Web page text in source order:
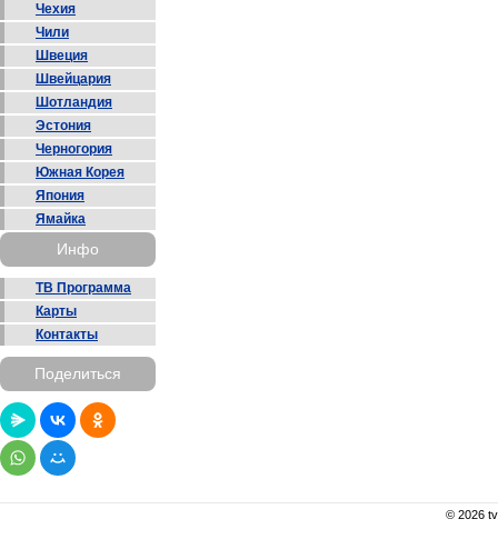
Чехия
Чили
Швеция
Швейцария
Шотландия
Эстония
Черногория
Южная Корея
Япония
Ямайка
Инфо
ТВ Программа
Карты
Контакты
Поделиться
© 2026